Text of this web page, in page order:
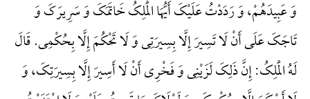
وَ عَبِیدَهُمْ، وَ رَدَدْتُ عَلَیْکَ أَیُّهَا الْمَلِکُ خَاتَمَکَ وَ سَرِیرَکَ وَ
تَاجَکَ عَلَی أَنْ لَا تَسِیرَ إِلَّا بِسِیرَتِی وَ لَا تَحْکُمَ إِلَّا بِحُکْمِی. قَالَ
لَهُ الْمَلِکُ: إِنَّ ذَلِکَ لَزَیْنِی وَ فَخْرِی أَنْ لَا أَسِیرَ إِلَّا بِسِیرَتِکَ، وَ